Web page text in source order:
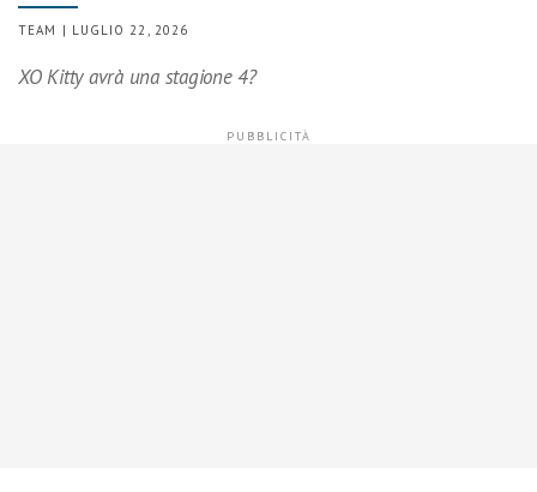
TEAM | LUGLIO 22, 2026
XO Kitty avrà una stagione 4?